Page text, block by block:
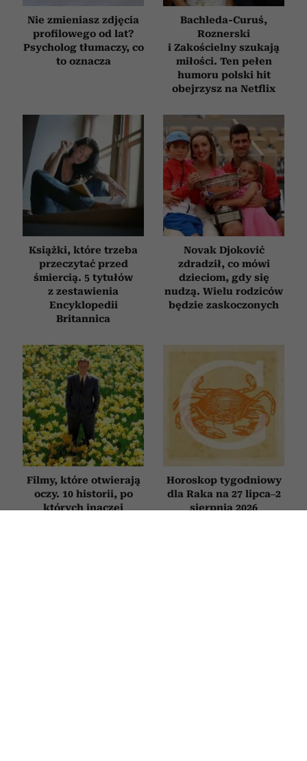
Nie zmieniasz zdjęcia
profilowego od lat?
Psycholog tłumaczy, co
to oznacza
Bachleda-Curuś,
Roznerski
i Zakościelny szukają
miłości. Ten pełen
humoru polski hit
obejrzysz na Netflix
Książki, które trzeba
przeczytać przed
śmiercią. 5 tytułów
z zestawienia
Encyklopedii
Britannica
Novak Djoković
zdradził, co mówi
dzieciom, gdy się
nudzą. Wielu rodziców
będzie zaskoczonych
Filmy, które otwierają
oczy. 10 historii, po
których inaczej
Horoskop tygodniowy
dla Raka na 27 lipca–2
sierpnia 2026